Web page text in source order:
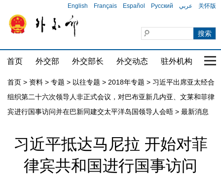
English Français Español Русский عربي 关怀版
首页 外交部 外交部长 外交动态 驻外机构 国
首页 > 资料 > 专题 > 以往专题 > 2018年专题 > 习近平出席亚太经合
组织第二十六次领导人非正式会议，对巴布亚新几内亚、文莱和菲律
宾进行国事访问并在巴新同建交太平洋岛国领导人会晤 > 最新消息
习近平抵达马尼拉 开始对菲
律宾共和国进行国事访问